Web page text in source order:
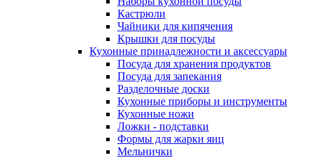
Кастрюли
Чайники для кипячения
Крышки для посуды
Кухонные принадлежности и аксессуары
Посуда для хранения продуктов
Посуда для запекания
Разделочные доски
Кухонные приборы и инструменты
Кухонные ножи
Ложки - подставки
Формы для жарки яиц
Мельнички